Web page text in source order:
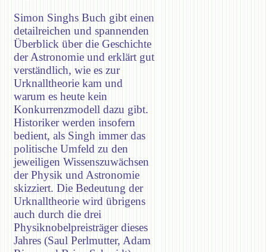
Simon Singhs Buch gibt einen
detailreichen und spannenden
Überblick über die Geschichte
der Astronomie und erklärt gut
verständlich, wie es zur
Urknalltheorie kam und
warum es heute kein
Konkurrenzmodell dazu gibt.
Historiker werden insofern
bedient, als Singh immer das
politische Umfeld zu den
jeweiligen Wissenszuwächsen
der Physik und Astronomie
skizziert. Die Bedeutung der
Urknalltheorie wird übrigens
auch durch die drei
Physiknobelpreisträger dieses
Jahres (Saul Perlmutter, Adam